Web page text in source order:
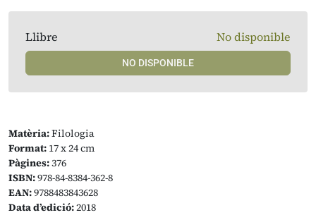
Matèria:Filologia
Format: 17 x 24 cm
Pàgines:376
ISBN:978-84-8384-362-8
EAN:9788483843628
Data d’edició:2018
Llibre No disponible
NO DISPONIBLE